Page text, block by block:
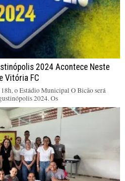
2024 Acontece Neste
Vitória FC
o Estádio Municipal O Bicão será
2024. Os